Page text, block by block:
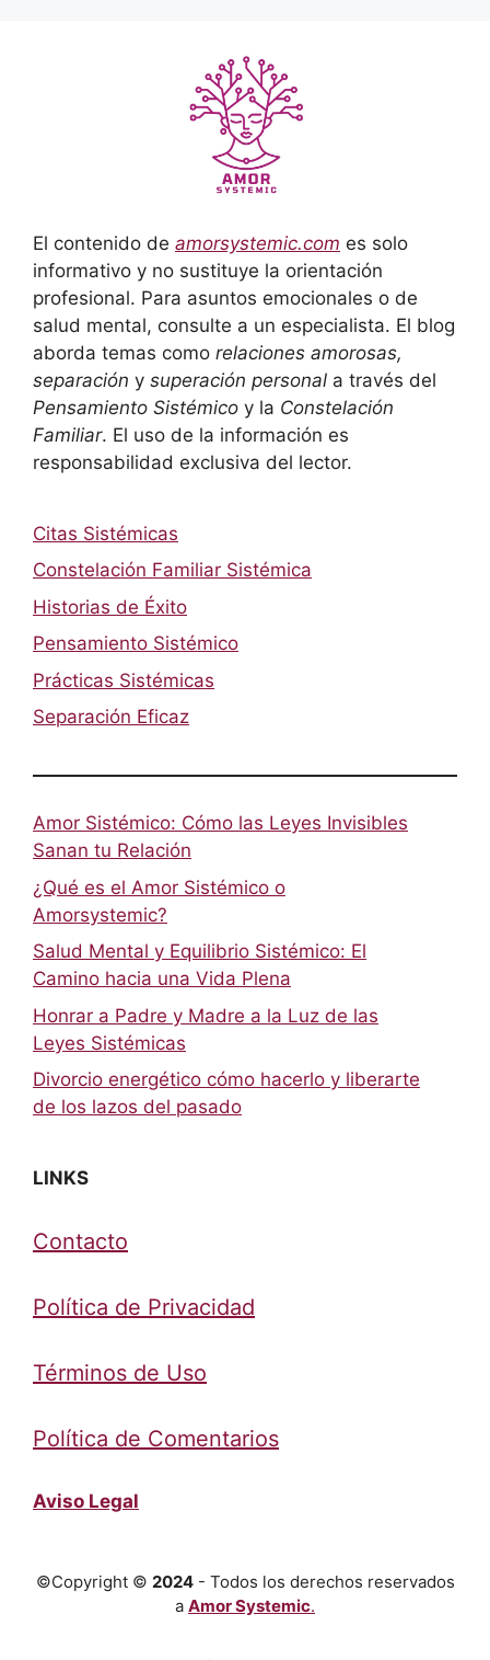
El contenido de amorsystemic.com es solo
informativo y no sustituye la orientación
profesional. Para asuntos emocionales o de
salud mental, consulte a un especialista. El blog
aborda temas como relaciones amorosas,
separación y superación personal a través del
Pensamiento Sistémico y la Constelación
Familiar. El uso de la información es
responsabilidad exclusiva del lector.
Citas Sistémicas
Constelación Familiar Sistémica
Historias de Éxito
Pensamiento Sistémico
Prácticas Sistémicas
Separación Eficaz
Amor Sistémico: Cómo las Leyes Invisibles
Sanan tu Relación
¿Qué es el Amor Sistémico o
Amorsystemic?
Salud Mental y Equilibrio Sistémico: El
Camino hacia una Vida Plena
Honrar a Padre y Madre a la Luz de las
Leyes Sistémicas
Divorcio energético cómo hacerlo y liberarte
de los lazos del pasado
LINKS
Contacto
Política de Privacidad
Términos de Uso
Política de Comentarios
Aviso Legal
©Copyright © 2024- Todos los derechos reservados
a Amor Systemic.